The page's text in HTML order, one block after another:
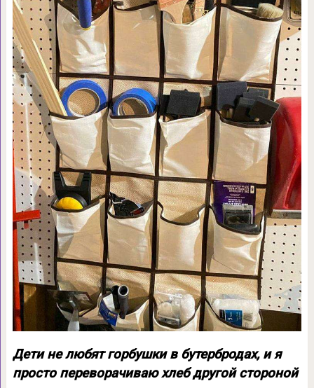
Дети не любят горбушки в бутербродах, и я
просто переворачиваю хлеб другой стороной